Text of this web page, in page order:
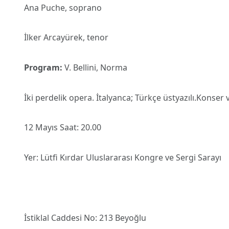
Ana Puche, soprano
İlker Arcayürek, tenor
Program: V. Bellini, Norma
İki perdelik opera. İtalyanca; Türkçe üstyazılı.Konser
12 Mayıs Saat: 20.00
Yer: Lütfi Kırdar Uluslararası Kongre ve Sergi Sarayı
İstiklal Caddesi No: 213 Beyoğlu